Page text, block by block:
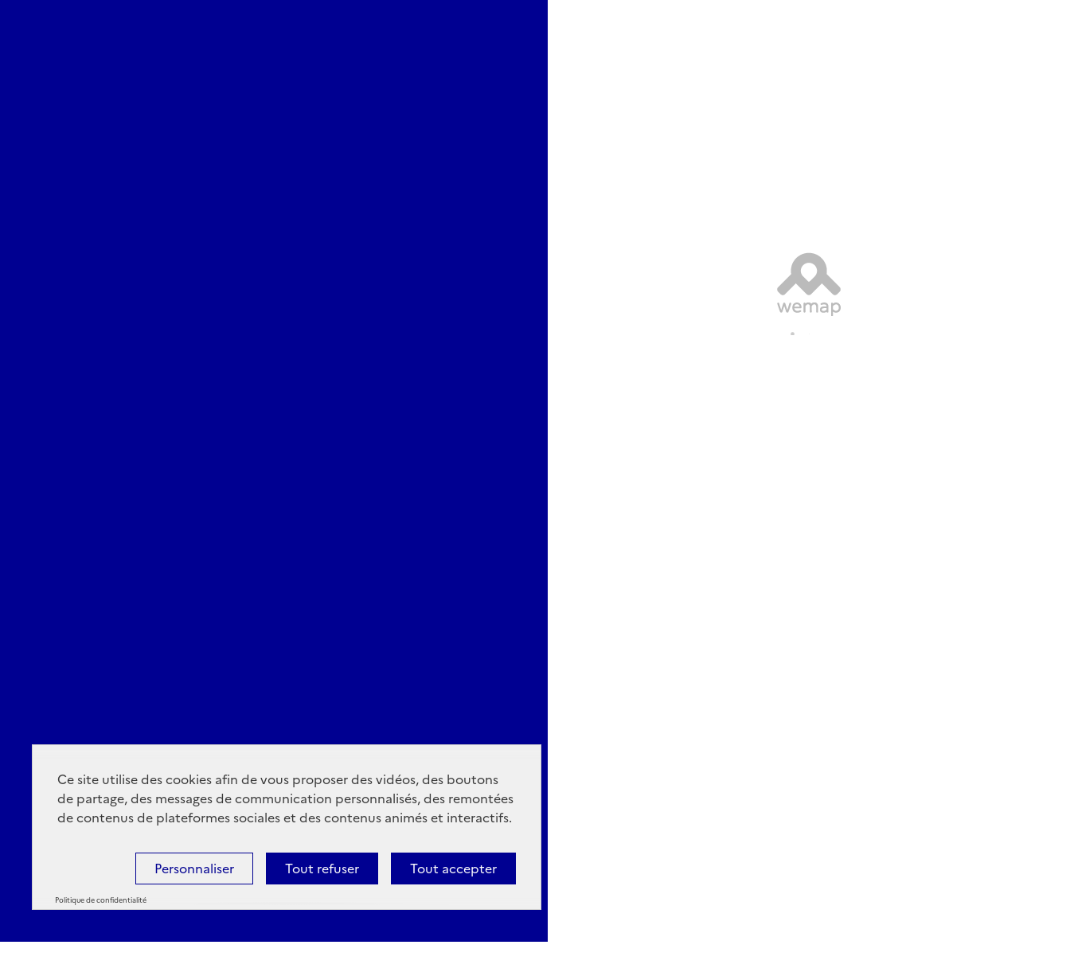
Ce site utilise des cookies afin de vous proposer des vidéos, des boutons
de partage, des messages de communication personnalisés, des remontées
de contenus de plateformes sociales et des contenus animés et interactifs.
Tout accepter
Tout refuser
Personnaliser
Politique de confidentialité